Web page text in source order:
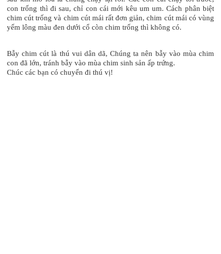
con trống thì đi sau, chỉ con cái mới kêu um um. Cách phân biệt
chim cút trống và chim cút mái rất đơn giản, chim cút mái có vùng
yếm lông màu đen dưới cổ còn chim trống thì không có.
Bẫy chim cút là thú vui dân dã, Chúng ta nên bẫy vào mùa chim
con đã lớn, tránh bẫy vào mùa chim sinh sản ấp trứng.
Chúc các bạn có chuyến đi thú vị!